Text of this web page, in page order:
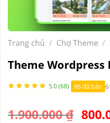
Trang chủ / Chợ Theme /
Theme Wordpress
5.0 (68) 86 đã bán
1.900.000₫ Giá